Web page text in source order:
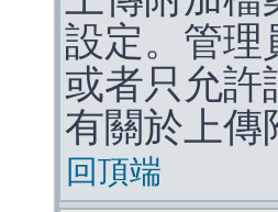
設定。管理
或者只允許
有關於上傳
回頂端